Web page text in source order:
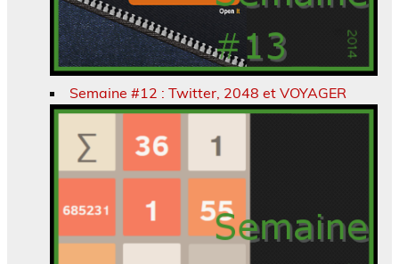
Semaine #12 : Twitter, 2048 et VOYAGER